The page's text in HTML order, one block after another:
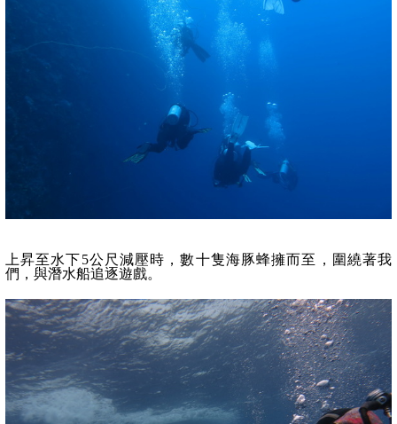
上昇至水下5公尺減壓時，數十隻海豚蜂擁而至，圍繞著我
們，與潛水船追逐遊戲。